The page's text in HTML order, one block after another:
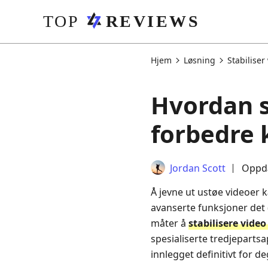
Hjem Løsning Stabiliser
Hvordan
forbedre
Jordan Scott
Å jevne ut ustøe videoer
avanserte funksjoner
måter å stabilisere
spesialiserte
innlegget definitivt for